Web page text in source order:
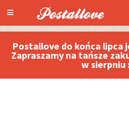
Postallove do końca lipca
Zapraszamy na tańsze
w sierpniu